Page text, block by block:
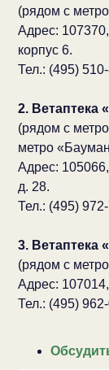
(рядом с
Адрес:
корпус 6.
Тел.: (495)
2. Ветаптека
(рядом с
метро
Адрес:
д. 28.
Тел.: (495)
3. Ветаптека
(рядом с
Адрес:
Тел.: (495)